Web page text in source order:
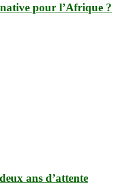
pour l’Afrique ?
ans d’attente